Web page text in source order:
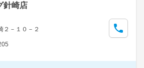
針崎店
２－１０－２